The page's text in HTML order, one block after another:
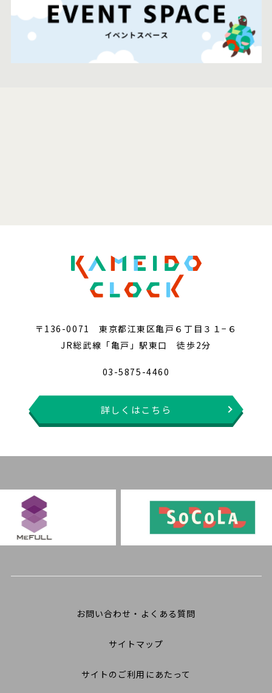
〒136-0071 東京都江東区亀戸６丁目３１−６
JR総武線「亀戸」駅東口 徒歩2分
03-5875-4460
詳しくはこちら
お問い合わせ・よくある質問
サイトマップ
サイトのご利用にあたって